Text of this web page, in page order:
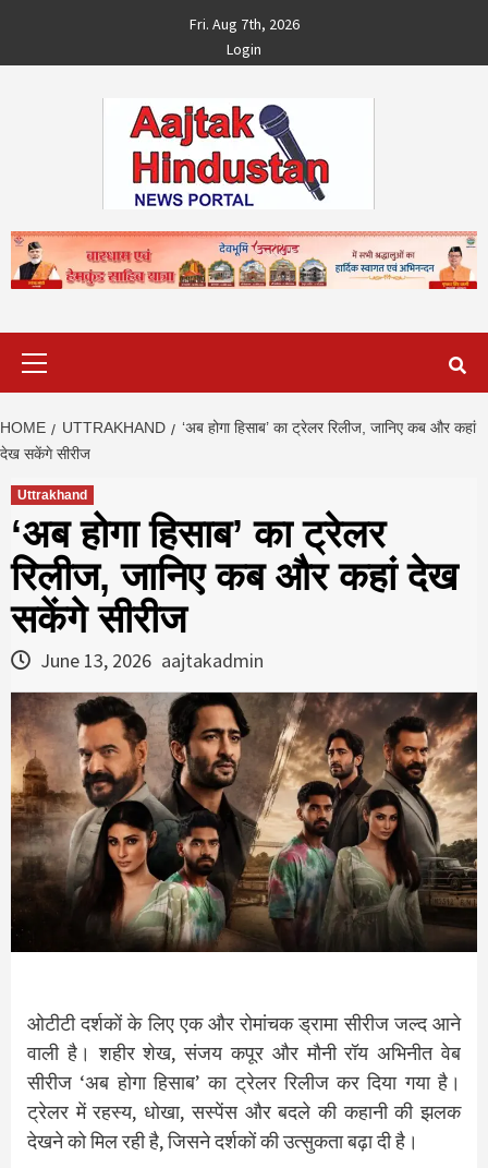
content
Fri. Aug 7th, 2026
Login
HOME UTTRAKHAND
‘अब होगा हिसाब’ का ट्रेलर रिलीज, जानिए कब और कहां
देख सकेंगे सीरीज
Uttrakhand
‘अब होगा हिसाब’ का ट्रेलर
रिलीज, जानिए कब और कहां देख
सकेंगे सीरीज
June 13, 2026 aajtakadmin
ओटीटी दर्शकों के लिए एक और रोमांचक ड्रामा सीरीज जल्द आने
वाली है। शहीर शेख, संजय कपूर और मौनी रॉय अभिनीत वेब
सीरीज ‘अब होगा हिसाब’ का ट्रेलर रिलीज कर दिया गया है।
ट्रेलर में रहस्य, धोखा, सस्पेंस और बदले की कहानी की झलक
देखने को मिल रही है, जिसने दर्शकों की उत्सुकता बढ़ा दी है।